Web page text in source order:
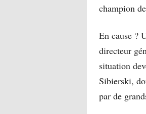
champion
En cause ?
directeur
situation
Sibierski,
par de